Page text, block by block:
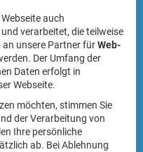
und der Vortrag von
der Demokratie 1918/1919
aufgrund der
aus.
auch
verarbeitet, die teilweise
an unsere Partner fürWeb-
Der Umfang der
Daten erfolgt in
Webseite.
möchten, stimmen Sie
der Verarbeitung von
Ihre persönliche
ab. Bei Ablehnung